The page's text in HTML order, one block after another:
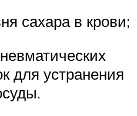
сахара в крови;
для устранения